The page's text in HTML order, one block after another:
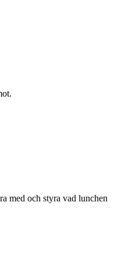
med och styra vad lunchen